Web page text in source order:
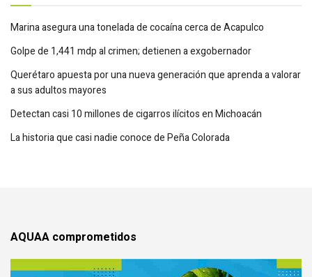
Marina asegura una tonelada de cocaína cerca de Acapulco
Golpe de 1,441 mdp al crimen; detienen a exgobernador
Querétaro apuesta por una nueva generación que aprenda a valorar
a sus adultos mayores
Detectan casi 10 millones de cigarros ilícitos en Michoacán
La historia que casi nadie conoce de Peña Colorada
AQUAA comprometidos